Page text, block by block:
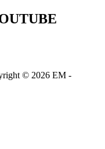
© 2026 EM -